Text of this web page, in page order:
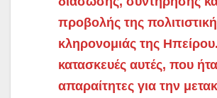
προβολής της
κληρονομιάς της
κατασκευές αυτές, που
απαραίτητες για την